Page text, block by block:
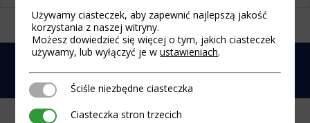
Używamy ciasteczek, aby zapewnić najlepszą jakość
korzystania z naszej witryny.
Możesz dowiedzieć się więcej o tym, jakich ciasteczek
używamy, lub wyłączyć je wustawieniach.
Ściśle niezbędne ciasteczka
Ściśle niezbędne ciasteczka
Ciasteczka stron trzecich
Ciasteczka stron trzecich